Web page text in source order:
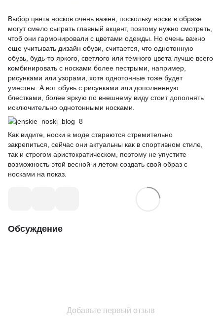
Выбор цвета носков очень важен, поскольку носки в образе
могут смело сыграть главный акцент, поэтому нужно смотреть,
чтоб они гармонировали с цветами одежды. Но очень важно
еще учитывать дизайн обуви, считается, что однотонную
обувь, будь-то яркого, светлого или темного цвета лучше всего
комбинировать с носками более пестрыми, например,
рисунками или узорами, хотя однотонные тоже будет
уместны. А вот обувь с рисунками или дополненную
блестками, более яркую по внешнему виду стоит дополнять
исключительно однотонными носками.
Как видите, носки в моде стараются стремительно
закрепиться, сейчас они актуальны как в спортивном стиле,
так и строгом аристократическом, поэтому не упустите
возможность этой весной и летом создать свой образ с
носками на показ.
Обсуждение
Добавьте первый отзыв